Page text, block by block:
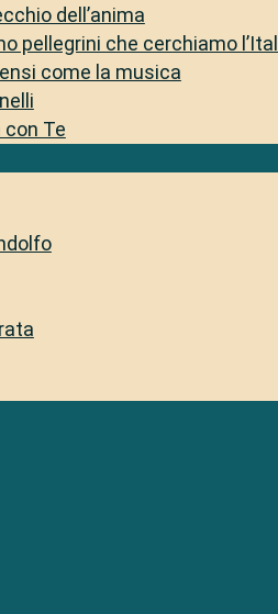
dell’anima
pellegrini che cerchiamo
come la musica
con Te